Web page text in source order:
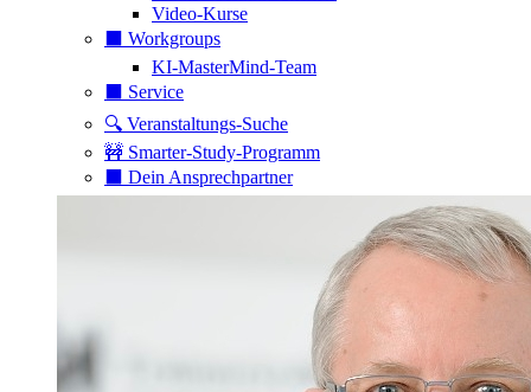
Video-Kurse
⬛️ Workgroups
KI-MasterMind-Team
⬛️ Service
🔍 Veranstaltungs-Suche
🚧 Smarter-Study-Programm
⬛️ Dein Ansprechpartner